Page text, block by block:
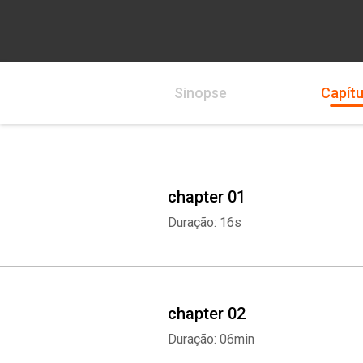
Sinopse
chapter 01
Duração: 16s
chapter 02
Duração: 06min